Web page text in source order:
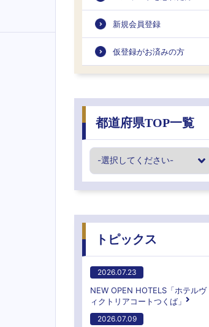
新規会員登録
仮登録がお済みの方
都道府県TOP一覧
トピックス
2026.07.23
NEW OPEN HOTELS「ホテルヴ
ィクトリアコートつくば」
2026.07.09